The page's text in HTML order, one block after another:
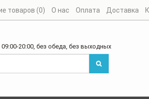
товаров (0) О нас Оплата Доставка
09:00-20:00, без обеда, без выходных